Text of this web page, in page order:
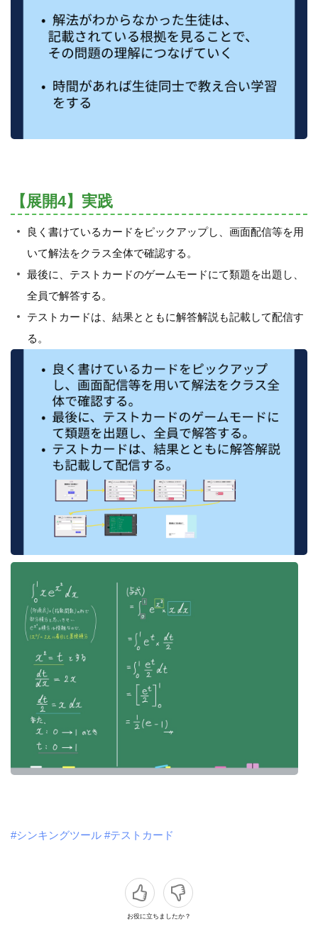
【展開4】実践
良く書けているカードをピックアップし、画面配信等を用
いて解法をクラス全体で確認する。
最後に、テストカードのゲームモードにて類題を出題し、
全員で解答する。
テストカードは、結果とともに解答解説も記載して配信す
る。
#シンキングツール #テストカード
お役に立ちましたか？